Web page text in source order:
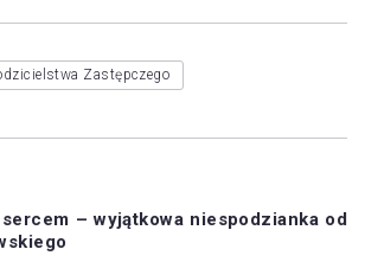
Zastępczego
– wyjątkowa niespodzianka od